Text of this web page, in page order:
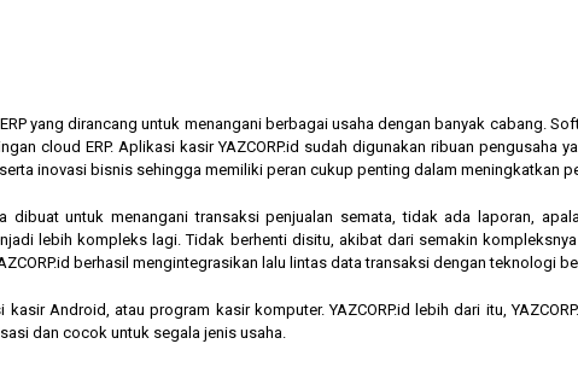
yang dirancang untuk menangani berbagai usaha dengan banyak cabang.
cloud ERP. Aplikasi kasir YAZCORP.id sudah digunakan ribuan pengusaha
inovasi bisnis sehingga memiliki peran cukup penting dalam meningkatkan
untuk menangani transaksi penjualan semata, tidak ada laporan,
lebih kompleks lagi. Tidak berhenti disitu, akibat dari semakin
berhasil mengintegrasikan lalu lintas data transaksi dengan teknologi
Android, atau program kasir komputer. YAZCORP.id lebih dari itu,
dan cocok untuk segala jenis usaha.